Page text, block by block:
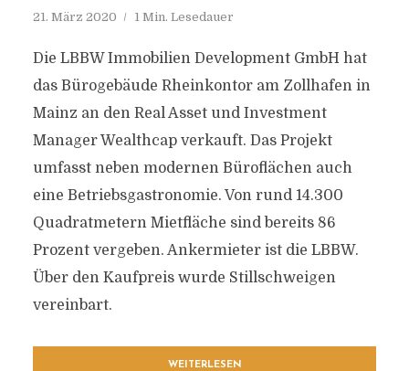
21. März 2020 1 Min. Lesedauer
Die LBBW Immobilien Development GmbH hat
das Bürogebäude Rheinkontor am Zollhafen in
Mainz an den Real Asset und Investment
Manager Wealthcap verkauft. Das Projekt
umfasst neben modernen Büroflächen auch
eine Betriebsgastronomie. Von rund 14.300
Quadratmetern Mietfläche sind bereits 86
Prozent vergeben. Ankermieter ist die LBBW.
Über den Kaufpreis wurde Stillschweigen
vereinbart.
WEITERLESEN